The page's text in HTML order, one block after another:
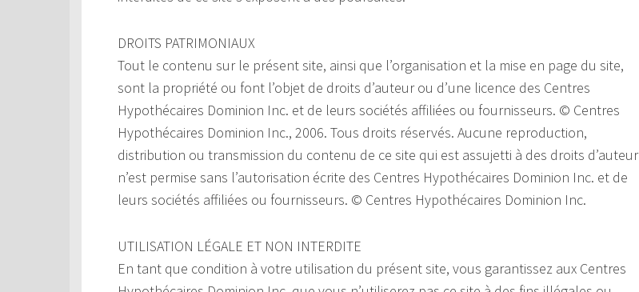
DROITS PATRIMONIAUX
Tout le contenu sur le présent site, ainsi que l’organisation et la mise en page du site,
sont la propriété ou font l’objet de droits d’auteur ou d’une licence des Centres
Hypothécaires Dominion Inc. et de leurs sociétés affiliées ou fournisseurs. © Centres
Hypothécaires Dominion Inc., 2006. Tous droits réservés. Aucune reproduction,
distribution ou transmission du contenu de ce site qui est assujetti à des droits d’auteur
n’est permise sans l’autorisation écrite des Centres Hypothécaires Dominion Inc. et de
leurs sociétés affiliées ou fournisseurs. © Centres Hypothécaires Dominion Inc.
UTILISATION LÉGALE ET NON INTERDITE
En tant que condition à votre utilisation du présent site, vous garantissez aux Centres